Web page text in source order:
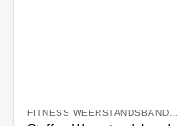
FITNESS WEERSTANDSBANDEN